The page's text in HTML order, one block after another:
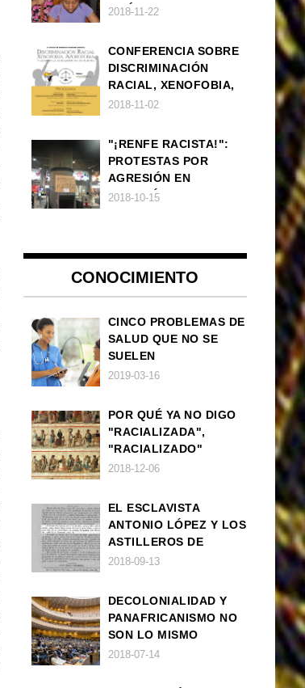
AMÉRICA
2018-11-22
CONFERENCIA SOBRE
DISCRIMINACIÓN
RACIAL, XENOFOBIA,
APOROFOBIA Y AUGE
2018-11-02
"¡RENFE RACISTA!":
PROTESTAS POR
AGRESIÓN EN
ESTACIÓN DE TREN DE
2018-10-15
CONOCIMIENTO
CINCO PROBLEMAS DE
SALUD QUE NO SE
SUELEN
DIAGNOSTICAR BIEN
2019-03-16
POR QUÉ YA NO DIGO
"RACIALIZADA",
"RACIALIZADO"
2018-12-06
EL ESCLAVISTA
ANTONIO LÓPEZ Y LOS
ASTILLEROS DE
NAVANTIA
2018-09-13
DECOLONIALIDAD Y
PANAFRICANISMO NO
SON LO MISMO
2018-07-14